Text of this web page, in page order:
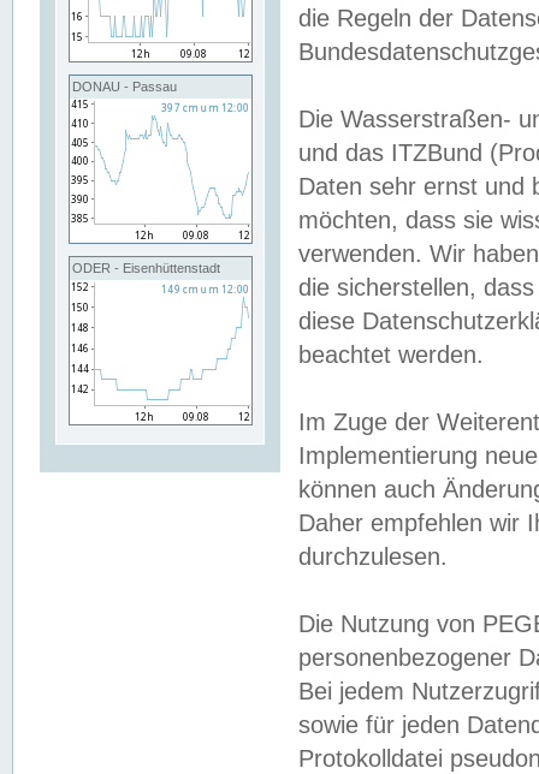
DONAU - Passau
ODER - Eisenhüttenstadt
die Regeln der
Die Wasserstraßen-
und das ITZBund
Daten sehr ernst und
möchten, dass sie
verwenden. Wir
die sicherstellen,
diese
beachtet werden.
Im Zuge der
Implementierung
können auch
Daher empfehlen wir
durchzulesen.
Die Nutzung von
personenbezogener
Bei jedem
sowie für jeden
Protokolldatei